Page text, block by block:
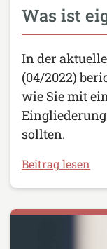
Was ist
In der
(04/2022)
wie Sie mit
sollten.
Beitrag lesen